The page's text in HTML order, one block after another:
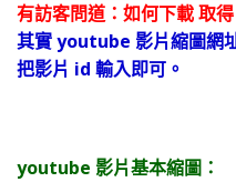
有訪客問道：如何下載 取
其實 youtube 影片縮圖網
把影片 id 輸入即可。
youtube 影片基本縮圖：